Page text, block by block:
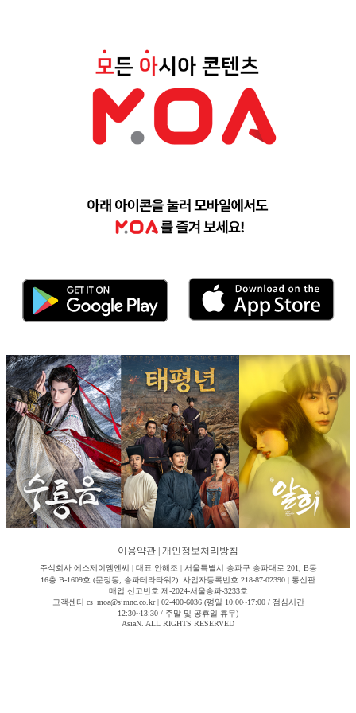
이용약관 개인정보처리방침
주식회사 에스제이엠엔씨 | 대표 안해조 | 서울특별시 송파구 송파대로 201, B동
16층 B-1609호 (문정동, 송파테라타워2) 사업자등록번호 218-87-02390 | 통신판
매업 신고번호 제-2024-서울송파-3233호
고객센터 cs_moa@sjmnc.co.kr | 02-400-6036 (평일 10:00~17:00 / 점심시간
12:30~13:30 / 주말 및 공휴일 휴무)
AsiaN. ALL RIGHTS RESERVED